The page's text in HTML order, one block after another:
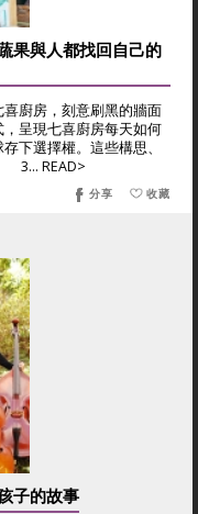
果與人都找回自己的
廚房，刻意刷黑的牆面
呈現七喜廚房每天如何
下選擇權。這些構思、
3... READ>
收藏
分享
子的故事